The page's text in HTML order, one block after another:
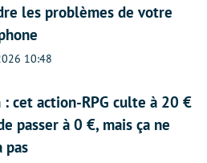
les problèmes de votre
10:48
: cet action-RPG culte à 20 €
passer à 0 €, mais ça ne
pas